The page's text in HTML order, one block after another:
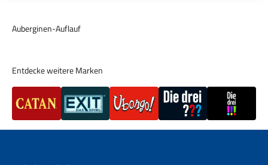
Auberginen-Auflauf
Entdecke weitere Marken